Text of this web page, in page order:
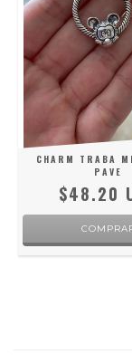
CHARM TRABA
PAVE
$48.20